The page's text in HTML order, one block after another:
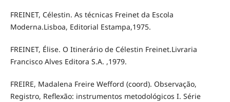
FREINET, Célestin. As técnicas Freinet da Escola
Moderna.Lisboa, Editorial Estampa,1975.
FREINET, Élise. O Itinerário de Célestin Freinet.Livraria
Francisco Alves Editora S.A. ,1979.
FREIRE, Madalena Freire Wefford (coord). Observação,
Registro, Reflexão: instrumentos metodológicos I. Série